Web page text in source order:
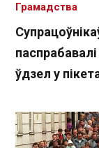
ўдзел у
Грамадства